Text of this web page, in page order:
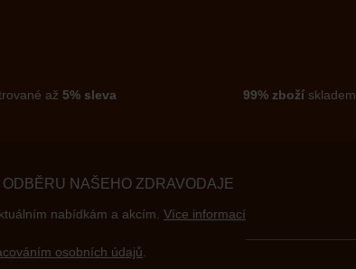
až 5% sleva 99% zbožískladem
NAŠEHO ZDRAVODAJE
nabídkám a akcím. Více informací
osobních údajů